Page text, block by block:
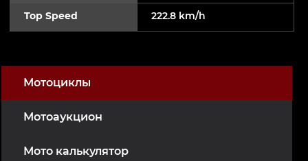
Мотоциклы
Мотоаукцион
Мото калькулятор
Top Speed 222.8 km/h